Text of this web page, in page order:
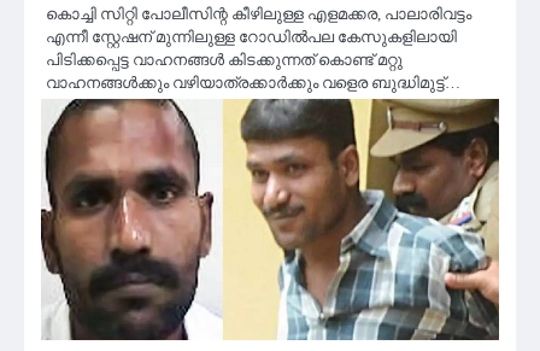
കൊച്ചി സിറ്റി പോലീസിന്റ കീഴിലുള്ള എളമക്കര, പാലാരിവട്ടം
എന്നീ സ്റ്റേഷന് മുന്നിലുള്ള റോഡിൽപല കേസുകളിലായി
പിടിക്കപ്പെട്ട വാഹനങ്ങൾ കിടക്കുന്നത് കൊണ്ട് മറ്റു
വാഹനങ്ങൾക്കും വഴിയാത്രക്കാർക്കും വളെര ബുദ്ധിമുട്ട്…